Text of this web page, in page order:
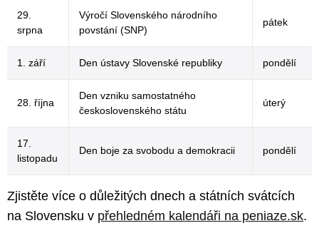
29.
srpna
Výročí Slovenského národního
povstání (SNP)
pátek
1. září Den ústavy Slovenské republiky pondělí
28. října
Den vzniku samostatného
československého státu
úterý
17.
listopadu
Den boje za svobodu a demokracii pondělí
Zjistěte více o důležitých dnech a státních svátcích
na Slovensku v přehledném kalendáři na peniaze.sk.